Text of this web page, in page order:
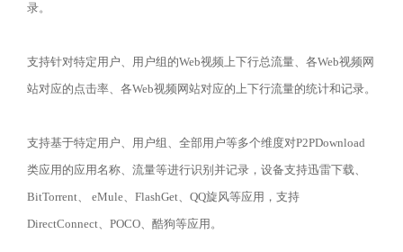
录。
支持针对特定用户、用户组的Web视频上下行总流量、各Web视频网
站对应的点击率、各Web视频网站对应的上下行流量的统计和记录。
支持基于特定用户、用户组、全部用户等多个维度对P2PDownload
类应用的应用名称、流量等进行识别并记录，设备支持迅雷下载、
BitTorrent、 eMule、FlashGet、QQ旋风等应用，支持
DirectConnect、POCO、酷狗等应用。